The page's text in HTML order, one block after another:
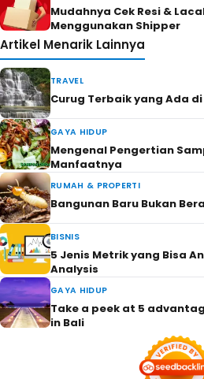
Mudahnya Cek Resi &
Menggunakan Shipper
Artikel Menarik Lainnya
TRAVEL
Curug Terbaik yang Ada
GAYA HIDUP
Mengenal Pengertian
Manfaatnya
RUMAH & PROPERTI
Bangunan Baru Bukan
BISNIS
5 Jenis Metrik yang Bisa
Analysis
GAYA HIDUP
Take a peek at 5
in Bali